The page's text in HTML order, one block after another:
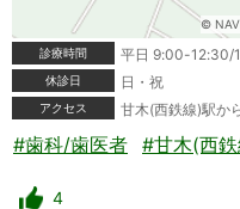
©
診療時間
平日 9:00-
休診日 日・祝
アクセス 甘木(西鉄線)駅か
#歯科/歯医者 #甘木(西
4